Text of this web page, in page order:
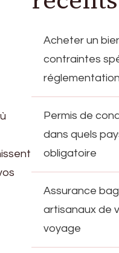
Acheter un
contraintes
Permis de
dans quels
obligatoire
Assurance
artisanaux de
voyage